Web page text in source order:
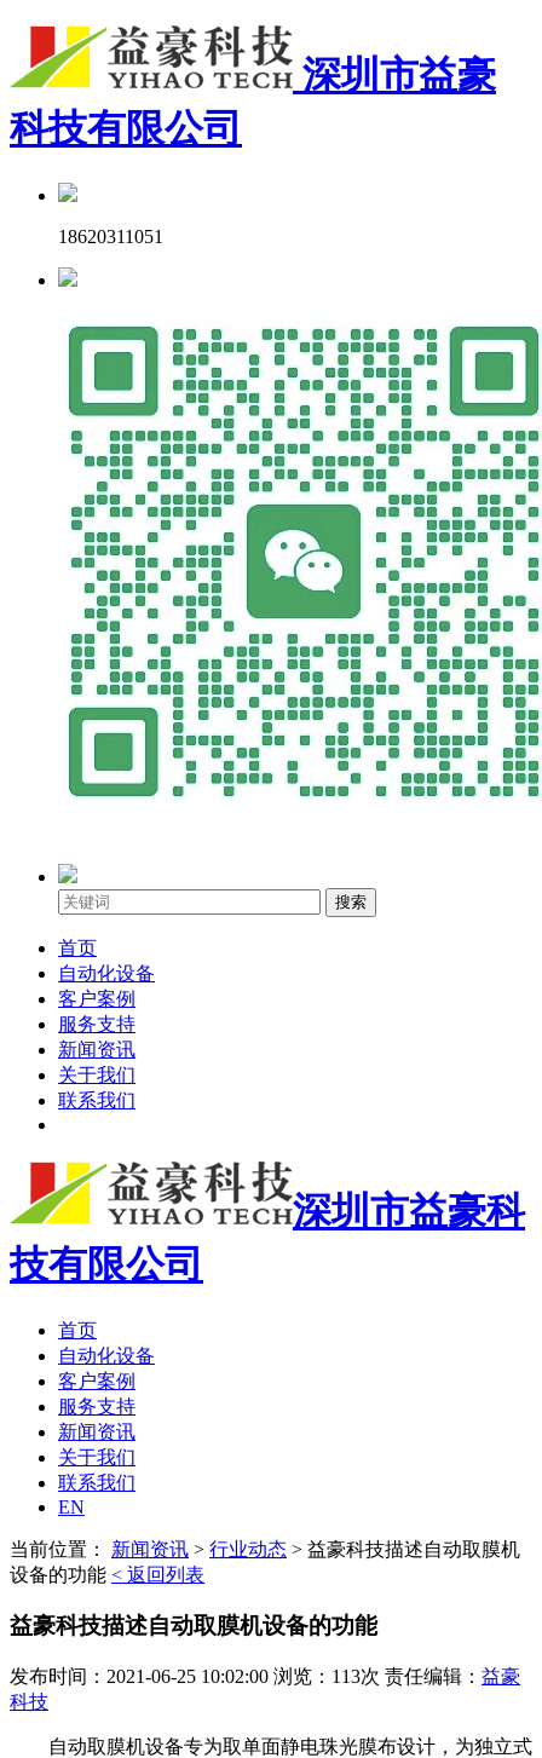
深圳市益豪
科技有限公司
18620311051
搜索
首页
自动化设备
客户案例
服务支持
新闻资讯
关于我们
联系我们
深圳市益豪科
技有限公司
首页
自动化设备
客户案例
服务支持
新闻资讯
关于我们
联系我们
EN
当前位置： 新闻资讯 > 行业动态 > 益豪科技描述自动取膜机
设备的功能 < 返回列表
益豪科技描述自动取膜机设备的功能
发布时间：2021-06-25 10:02:00 浏览：113次 责任编辑： 益豪
科技
自动取膜机设备专为取单面静电珠光膜布设计，为独立式